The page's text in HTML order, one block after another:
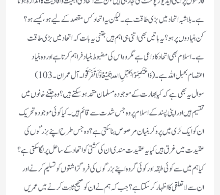
ہے۔بلاشبہ اتحاد میں بڑی طاقت ہے۔لیکن یہ اتحاد کس مقصد کے لیے ہو،کیسے ہو؟
کن بنیادوں پر ہو؟یہ باتیں بھی اتنی ہی اہم ہیں جتنی یہ بات کہ اتحاد میں بڑی طاقت
ہے۔اسلام بھی اتحاد کا داعی ہے مگر وہ اس کی مضبوط بنیاد فراہم کرتا ہے اور وہ بنیاد
اعتصام بحبل اللہ ہے۔(وَاعْتَصِمُوْا بِحَبْلِ اللّٰہِ جَمِیْعًا وَّلَا تَفَرَّقُوْا۔آل عمران۔103)
سوال یہ بھی ہے کہ کیا بھارت کے موجودہ مسلمان متحد ہوسکتے ہیں؟وہ جتنے خانوں میں
تقسیم ہیں اور اپنی پسند کے اسلام پر وہ جس شدت سے قائم ہیں۔کیا کوئی موجودہ تحریک
ان کو ایک لڑی میں پروکر بنیان مرصوص بنا سکتی ہے؟وہ جس طرح اپنے بزرگوں کی
عقیدت میں غرق ہیں کیا یہ عقیدت مندی ان کی کشتی کو اتحاد کے ساحل پر لگاسکتی ہے؟
کیا ہم میں سے کوئی طبقہ اور کوئی گروہ اپنے بزرگوں کی فروگزاشتوں کو تسلیم کرنے اور
ان سے لا تعلقی کا اظہار کرسکتا ہے؟جب کہ ہم نے ان کو صحیح ثابت کرنے میں عمریں